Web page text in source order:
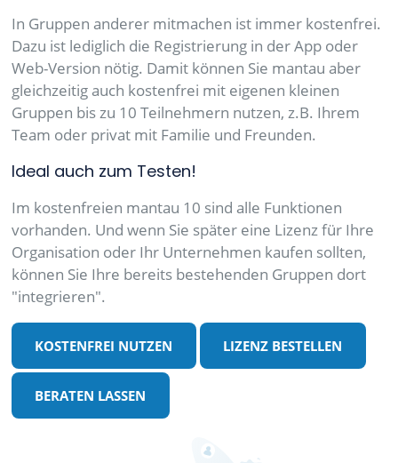
In Gruppen anderer mitmachen ist immer kostenfrei.
Dazu ist lediglich die Registrierung in der App oder
Web-Version nötig. Damit können Sie mantau aber
gleichzeitig auch kostenfrei mit eigenen kleinen
Gruppen bis zu 10 Teilnehmern nutzen, z.B. Ihrem
Team oder privat mit Familie und Freunden.
Ideal auch zum Testen!
Im kostenfreien mantau 10 sind alle Funktionen
vorhanden. Und wenn Sie später eine Lizenz für Ihre
Organisation oder Ihr Unternehmen kaufen sollten,
können Sie Ihre bereits bestehenden Gruppen dort
"integrieren".
KOSTENFREI NUTZEN LIZENZ BESTELLEN
BERATEN LASSEN